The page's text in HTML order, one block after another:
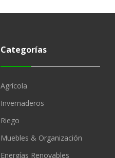
Categorías
Agrícola
Invernaderos
Riego
Muebles & Organización
Energías Renovables